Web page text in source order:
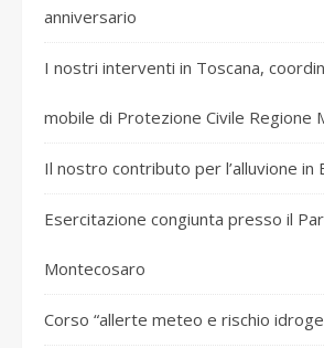
anniversario
I nostri interventi in Toscana,
mobile di Protezione Civile Regione
Il nostro contributo per l’alluvione in
Esercitazione congiunta presso il
Montecosaro
Corso “allerte meteo e rischio